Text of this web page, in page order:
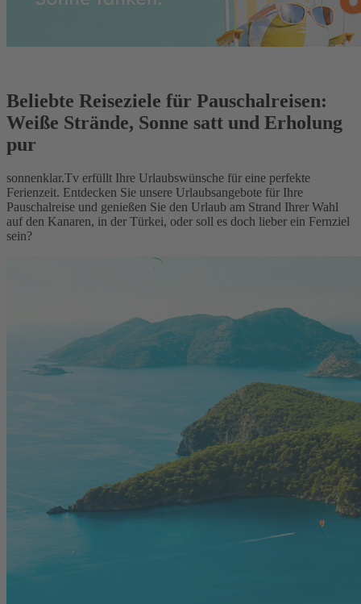
Beliebte Reiseziele für Pauschalreisen:
Weiße Strände, Sonne satt und Erholung
pur
sonnenklar.Tv erfüllt Ihre Urlaubswünsche für eine perfekte
Ferienzeit. Entdecken Sie unsere Urlaubsangebote für Ihre
Pauschalreise und genießen Sie den Urlaub am Strand Ihrer Wahl
auf den Kanaren, in der Türkei, oder soll es doch lieber ein Fernziel
sein?